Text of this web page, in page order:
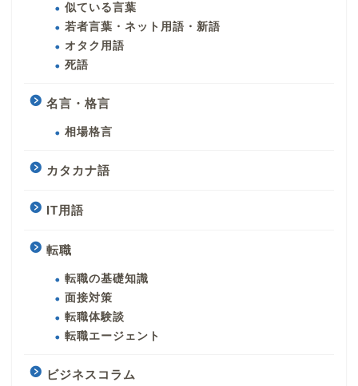
似ている言葉
若者言葉・ネット用語・新語
オタク用語
死語
名言・格言
相場格言
カタカナ語
IT用語
転職
転職の基礎知識
面接対策
転職体験談
転職エージェント
ビジネスコラム